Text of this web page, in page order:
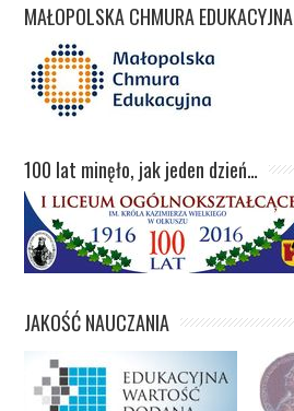
MAŁOPOLSKA CHMURA EDUKACYJNA
100 lat minęło, jak jeden dzień…
JAKOŚĆ NAUCZANIA